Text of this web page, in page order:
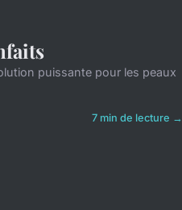
puissante pour les peaux
7 min de lecture →